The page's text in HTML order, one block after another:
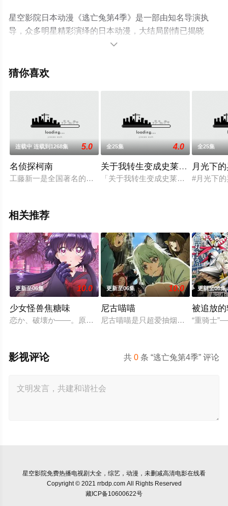
星空影院日本动漫《逃亡兔第4季》是一部由知名导演执
导，众多明星精彩演绎的日本动漫，大结局剧情已揭晓
（全13集），手机免费观看高清无删减完整版动漫全集就
或剧情网等平台了解。

猜你喜欢
连载中 连载到1268集 5.0
名侦探柯南
工藤新一是全国著名的高中生侦探，在一次追查黑衣人犯罪团
全25集 4.0
关于我转生变成史莱姆这档事第
「关于我转生变成史莱姆这档事」
全25集
月光下
#月光下
相关推荐
更新至06集 10.0
少女怪兽焦糖味
恋か、破壊か――。原因不明の病に悩まされている女子高生・
更新至06集 10.0
尼古喵喵
尼古喵喵是只超爱抽烟的废物兽人！
更新至06集
被追放
“重骑士
共0 条 “逃亡兔第4季” 评论
影视评论
星空影院免费热播电视剧大全，综艺，动漫，未删减高清电影在线看
Copyright © 2021 rrbdp.com All Rights Reserved
藏ICP备10600622号